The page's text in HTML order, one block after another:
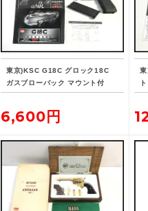
東京)KSC G18C グロック18C
ガスブローバック マウント付
6,600円